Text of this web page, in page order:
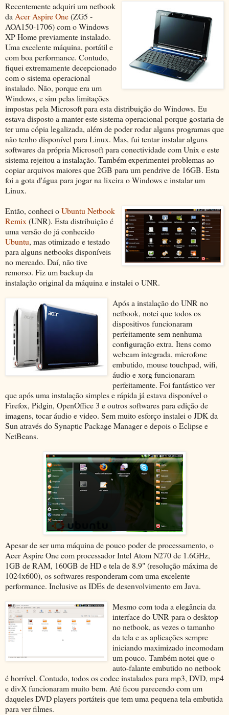
Recentemente adquiri um netbook
daAcer Aspire One(ZG5 -
AOA150-1706) com o Windows
XP Home previamente instalado.
Uma excelente máquina, portátil e
com boa performance. Contudo,
fiquei extremamente decepcionado
com o sistema operacional
instalado. Não, porque era um
Windows, e sim pelas limitações
impostas pela Microsoft para esta distribuição do Windows. Eu
estava disposto a manter este sistema operacional porque gostaria de
ter uma cópia legalizada, além de poder rodar alguns programas que
não tenho disponível para Linux. Mas, fui tentar instalar alguns
softwares da própria Microsoft para conectividade com Unix e este
sistema rejeitou a instalação. Também experimentei problemas ao
copiar arquivos maiores que 2GB para um pendrive de 16GB. Esta
foi a gota d'água para jogar na lixeira o Windows e instalar um
Linux.
Então, conheci oUbuntu Netbook
Remix(UNR). Esta distribuição é
uma versão do já conhecido
Ubuntu, mas otimizado e testado
para alguns netbooks disponíveis
no mercado. Daí, não tive
remorso. Fiz um backup da
instalação original da máquina e instalei o UNR.
Após a instalação do UNR no
netbook, notei que todos os
dispositivos funcionaram
perfeitamente sem nenhuma
configuração extra. Itens como
webcam integrada, microfone
embutido, mouse touchpad, wifi,
áudio e xorg funcionaram
perfeitamente. Foi fantástico ver
que após uma instalação simples e rápida já estava disponível o
Firefox, Pidgin, OpenOffice 3 e outros softwares para edição de
imagens, tocar áudio e video. Sem muito esforço instalei o JDK da
Sun através do Synaptic Package Manager e depois o Eclipse e
NetBeans.
Apesar de ser uma máquina de pouco poder de processamento, o
Acer Aspire One com processador Intel Atom N270 de 1.6GHz,
1GB de RAM, 160GB de HD e tela de 8.9" (resolução máxima de
1024x600), os softwares responderam com uma excelente
performance. Inclusive as IDEs de desenvolvimento em Java.
Mesmo com toda a elegância da
interface do UNR para o desktop
no netbook, as vezes o tamanho
da tela e as aplicações sempre
iniciando maximizado incomodam
um pouco. Também notei que o
auto-falante embutido no netbook
é horrível. Contudo, todos os codec instalados para mp3, DVD, mp4
e divX funcionaram muito bem. Até ficou parecendo com um
daqueles DVD players portáteis que tem uma pequena tela embutida
para ver filmes.